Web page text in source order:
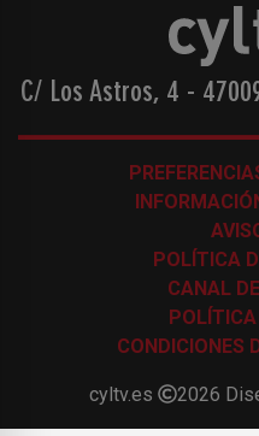
C/ Los Astros, 4 -
POLÍTICA
CANAL
CONDICIONES
cyltv.es 2026